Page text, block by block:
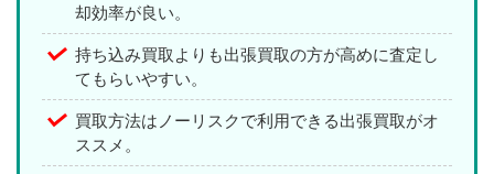
却効率が良い。
持ち込み買取よりも出張買取の方が高めに査定し
てもらいやすい。
買取方法はノーリスクで利用できる出張買取がオ
ススメ。